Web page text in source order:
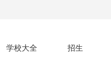
学校大全 招生